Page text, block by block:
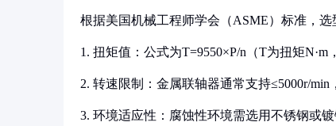
根据美国机械工程师学会（ASME）标准，选
1. 扭矩值：公式为T=9550×P/n（T为扭矩N·m
2. 转速限制：金属联轴器通常支持≤5000r/min
3. 环境适应性：腐蚀性环境需选用不锈钢或